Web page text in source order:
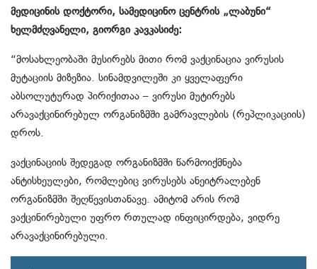
მედიცინის დოქტორი, სამედიცინო ცენტრის „ლაბუნი“
ხელმძღვანელი, გიორგი კავკასიძე:
“მოსახლეობაში მუსირებს მითი რომ ვაქცინაცია ვირუსის
მუტაციის მიზეზია. სინამდვილეში კი ყველაფერი
აბსოლუტურად პირიქითაა – ვირუსი მუტირებს
არავაქცინირებულ ორგანიზმში გამრავლების (რეპლიკაციის)
დროს.
ვაქცინაციის შედეგად ორგანიზმში წარმოიქმნება
ანტისხეულები, რომლებიც ვირუსებს ანეიტრალებენ
ორგანიზმში შეღწევისთანავე. ამიტომ არის რომ
ვაქცინირებული უფრო რთულად ინფიცირდება, ვიდრე
არავაქცინირებული.